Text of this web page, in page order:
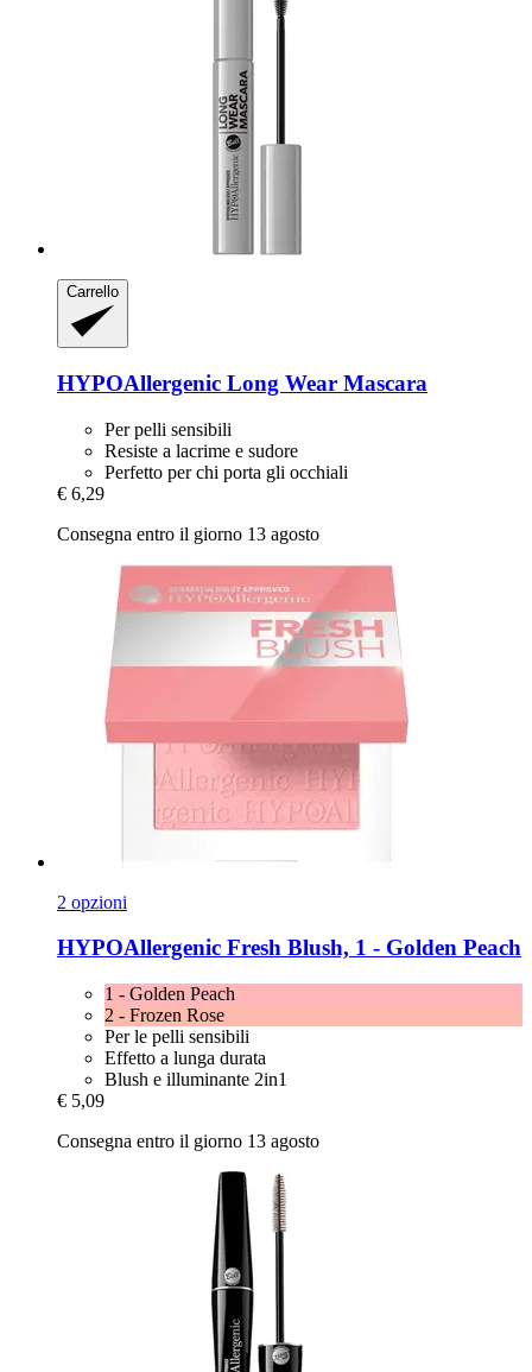
Carrello
HYPOAllergenic Long Wear Mascara
Per pelli sensibili
Resiste a lacrime e sudore
Perfetto per chi porta gli occhiali
€ 6,29
Consegna entro il giorno 13 agosto
2 opzioni
HYPOAllergenic Fresh Blush, 1 -​ Golden Peach
1 - Golden Peach
2 - Frozen Rose
Per le pelli sensibili
Effetto a lunga durata
Blush e illuminante 2in1
€ 5,09
Consegna entro il giorno 13 agosto